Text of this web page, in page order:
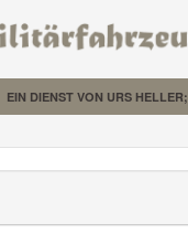
EIN DIENST VON URS HELLER;